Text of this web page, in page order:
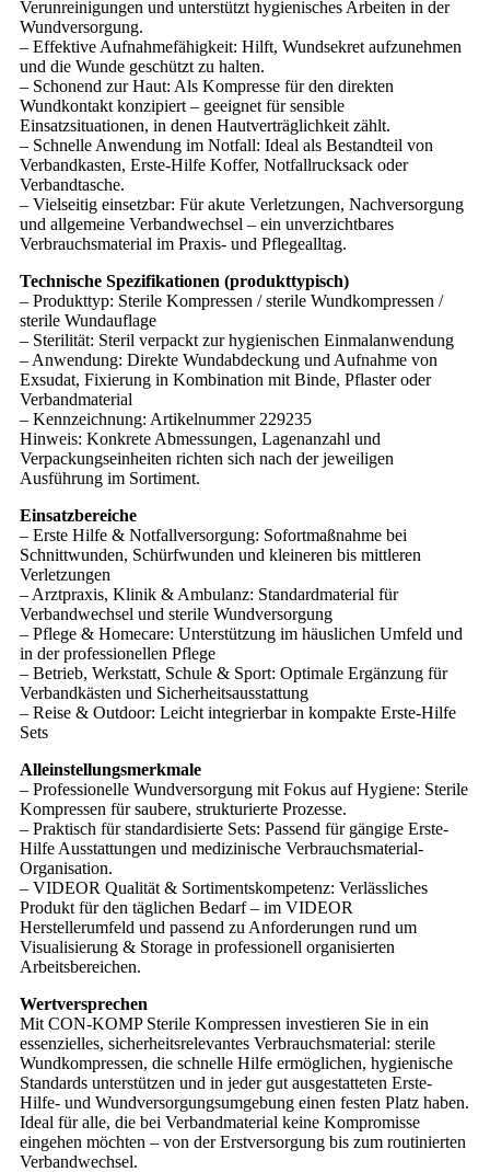
Verunreinigungen und unterstützt hygienisches Arbeiten in der
Wundversorgung.
– Effektive Aufnahmefähigkeit: Hilft, Wundsekret aufzunehmen
und die Wunde geschützt zu halten.
– Schonend zur Haut: Als Kompresse für den direkten
Wundkontakt konzipiert – geeignet für sensible
Einsatzsituationen, in denen Hautverträglichkeit zählt.
– Schnelle Anwendung im Notfall: Ideal als Bestandteil von
Verbandkasten, Erste-Hilfe Koffer, Notfallrucksack oder
Verbandtasche.
– Vielseitig einsetzbar: Für akute Verletzungen, Nachversorgung
und allgemeine Verbandwechsel – ein unverzichtbares
Verbrauchsmaterial im Praxis- und Pflegealltag.
Technische Spezifikationen (produkttypisch)
– Produkttyp: Sterile Kompressen / sterile Wundkompressen /
sterile Wundauflage
– Sterilität: Steril verpackt zur hygienischen Einmalanwendung
– Anwendung: Direkte Wundabdeckung und Aufnahme von
Exsudat, Fixierung in Kombination mit Binde, Pflaster oder
Verbandmaterial
– Kennzeichnung: Artikelnummer 229235
Hinweis: Konkrete Abmessungen, Lagenanzahl und
Verpackungseinheiten richten sich nach der jeweiligen
Ausführung im Sortiment.
Einsatzbereiche
– Erste Hilfe & Notfallversorgung: Sofortmaßnahme bei
Schnittwunden, Schürfwunden und kleineren bis mittleren
Verletzungen
– Arztpraxis, Klinik & Ambulanz: Standardmaterial für
Verbandwechsel und sterile Wundversorgung
– Pflege & Homecare: Unterstützung im häuslichen Umfeld und
in der professionellen Pflege
– Betrieb, Werkstatt, Schule & Sport: Optimale Ergänzung für
Verbandkästen und Sicherheitsausstattung
– Reise & Outdoor: Leicht integrierbar in kompakte Erste-Hilfe
Sets
Alleinstellungsmerkmale
– Professionelle Wundversorgung mit Fokus auf Hygiene: Sterile
Kompressen für saubere, strukturierte Prozesse.
– Praktisch für standardisierte Sets: Passend für gängige Erste-
Hilfe Ausstattungen und medizinische Verbrauchsmaterial-
Organisation.
– VIDEOR Qualität & Sortimentskompetenz: Verlässliches
Produkt für den täglichen Bedarf – im VIDEOR
Herstellerumfeld und passend zu Anforderungen rund um
Visualisierung & Storage in professionell organisierten
Arbeitsbereichen.
Wertversprechen
Mit CON-KOMP Sterile Kompressen investieren Sie in ein
essenzielles, sicherheitsrelevantes Verbrauchsmaterial: sterile
Wundkompressen, die schnelle Hilfe ermöglichen, hygienische
Standards unterstützen und in jeder gut ausgestatteten Erste-
Hilfe- und Wundversorgungsumgebung einen festen Platz haben.
Ideal für alle, die bei Verbandmaterial keine Kompromisse
eingehen möchten – von der Erstversorgung bis zum routinierten
Verbandwechsel.